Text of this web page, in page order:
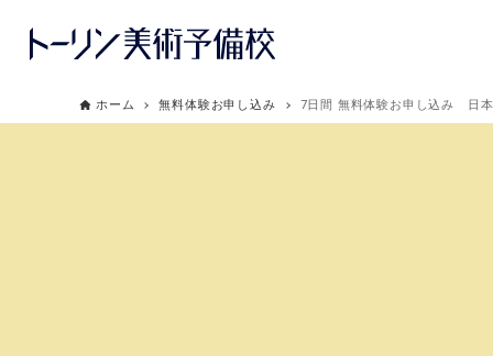
ホーム 無料体験お申し込み 7日間 無料体験お申し込み 日